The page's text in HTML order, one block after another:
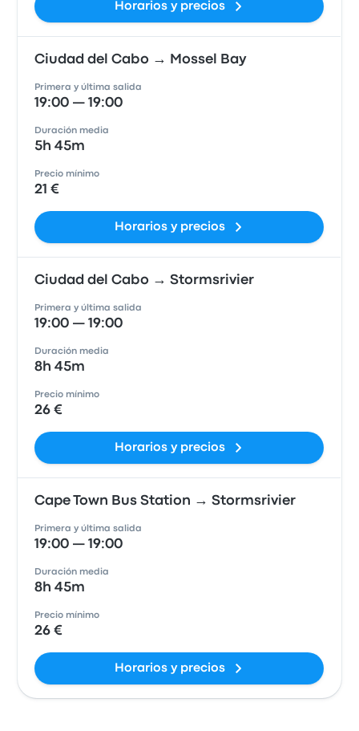
Horarios y precios
Ciudad del Cabo → Mossel Bay
Primera y última salida
19:00 — 19:00
Duración media
5h 45m
Precio mínimo
21 €
Horarios y precios
Ciudad del Cabo → Stormsrivier
Primera y última salida
19:00 — 19:00
Duración media
8h 45m
Precio mínimo
26 €
Horarios y precios
Cape Town Bus Station → Stormsrivier
Primera y última salida
19:00 — 19:00
Duración media
8h 45m
Precio mínimo
26 €
Horarios y precios